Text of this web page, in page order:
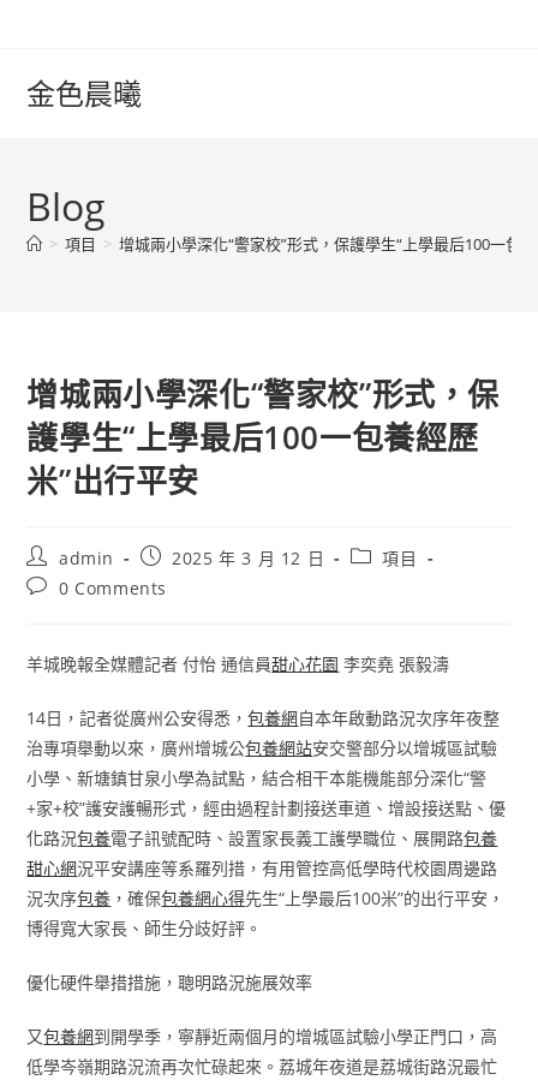
content金色晨曦
Blog
> 項目 > 增城兩小學深化“警家校”形式，保護學生“上學最后100一包
增城兩小學深化“警家校”形式，保
護學生“上學最后100一包養經歷
米”出行平安
Post
author:
admin
Post
published:
2025 年 3 月 12 日
Post項目
Post0 Comments
羊城晚報全媒體記者 付怡 通信員甜心花園 李奕堯 張毅濤
14日，記者從廣州公安得悉，包養網自本年啟動路況次序年夜整
治專項舉動以來，廣州增城公包養網站安交警部分以增城區試驗
小學、新塘鎮甘泉小學為試點，結合相干本能機能部分深化“警
+家+校”護安護暢形式，經由過程計劃接送車道、增設接送點、優
化路況包養電子訊號配時、設置家長義工護學職位、展開路包養
甜心網況平安講座等系羅列措，有用管控高低學時代校園周邊路
況次序包養 ，確保包養網心得先生“上學最后100米”的出行平安，
博得寬大家長、師生分歧好評。
優化硬件舉措措施，聰明路況施展效率
又包養網到開學季，寧靜近兩個月的增城區試驗小學正門口，高
低學岑嶺期路況流再次忙碌起來。荔城年夜道是荔城街路況最忙